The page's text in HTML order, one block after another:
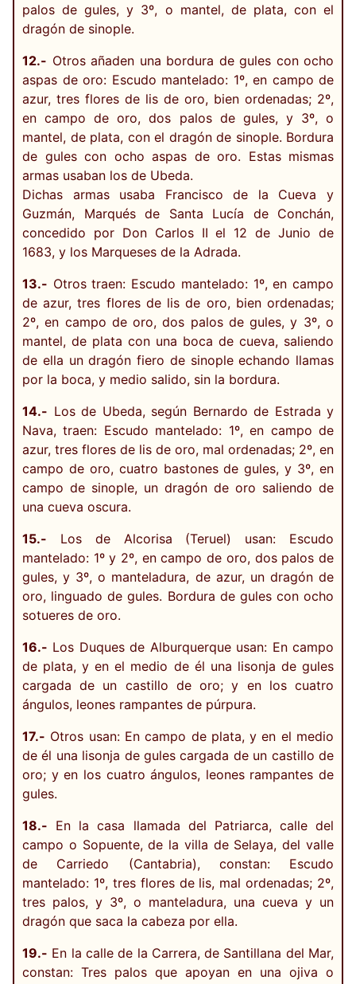
palos de gules, y 3º, o mantel, de plata, con el
dragón de sinople.
12.- Otros añaden una bordura de gules con ocho
aspas de oro: Escudo mantelado: 1º, en campo de
azur, tres flores de lis de oro, bien ordenadas; 2º,
en campo de oro, dos palos de gules, y 3º, o
mantel, de plata, con el dragón de sinople. Bordura
de gules con ocho aspas de oro. Estas mismas
armas usaban los de Ubeda.
Dichas armas usaba Francisco de la Cueva y
Guzmán, Marqués de Santa Lucía de Conchán,
concedido por Don Carlos II el 12 de Junio de
1683, y los Marqueses de la Adrada.
13.- Otros traen: Escudo mantelado: 1º, en campo
de azur, tres flores de lis de oro, bien ordenadas;
2º, en campo de oro, dos palos de gules, y 3º, o
mantel, de plata con una boca de cueva, saliendo
de ella un dragón fiero de sinople echando llamas
por la boca, y medio salido, sin la bordura.
14.- Los de Ubeda, según Bernardo de Estrada y
Nava, traen: Escudo mantelado: 1º, en campo de
azur, tres flores de lis de oro, mal ordenadas; 2º, en
campo de oro, cuatro bastones de gules, y 3º, en
campo de sinople, un dragón de oro saliendo de
una cueva oscura.
15.- Los de Alcorisa (Teruel) usan: Escudo
mantelado: 1º y 2º, en campo de oro, dos palos de
gules, y 3º, o manteladura, de azur, un dragón de
oro, linguado de gules. Bordura de gules con ocho
sotueres de oro.
16.- Los Duques de Alburquerque usan: En campo
de plata, y en el medio de él una lisonja de gules
cargada de un castillo de oro; y en los cuatro
ángulos, leones rampantes de púrpura.
17.- Otros usan: En campo de plata, y en el medio
de él una lisonja de gules cargada de un castillo de
oro; y en los cuatro ángulos, leones rampantes de
gules.
18.- En la casa llamada del Patriarca, calle del
campo o Sopuente, de la villa de Selaya, del valle
de Carriedo (Cantabria), constan: Escudo
mantelado: 1º, tres flores de lis, mal ordenadas; 2º,
tres palos, y 3º, o manteladura, una cueva y un
dragón que saca la cabeza por ella.
19.- En la calle de la Carrera, de Santillana del Mar,
constan: Tres palos que apoyan en una ojiva o